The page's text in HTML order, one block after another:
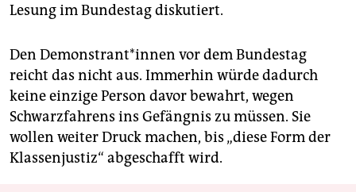
Lesung im Bundestag diskutiert.
Den De­mons­tran­t*in­nen vor dem Bundestag
reicht das nicht aus. Immerhin würde dadurch
keine einzige Person davor bewahrt, wegen
Schwarzfahrens ins Gefängnis zu müssen. Sie
wollen weiter Druck machen, bis „diese Form der
Klassenjustiz“ abgeschafft wird.